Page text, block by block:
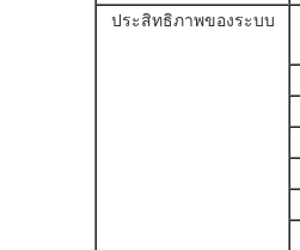
ประสิทธิภาพของระบบ